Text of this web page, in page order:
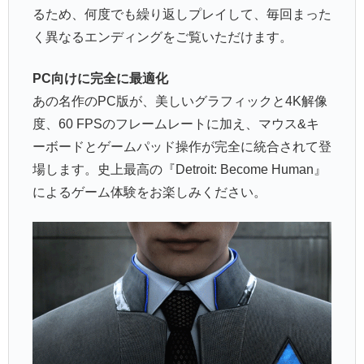
るため、何度でも繰り返しプレイして、毎回まった
く異なるエンディングをご覧いただけます。
PC向けに完全に最適化
あの名作のPC版が、美しいグラフィックと4K解像
度、60 FPSのフレームレートに加え、マウス&キ
ーボードとゲームパッド操作が完全に統合されて登
場します。史上最高の『Detroit: Become Human』
によるゲーム体験をお楽しみください。